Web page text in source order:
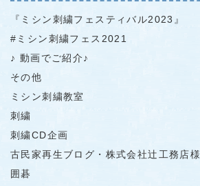
『ミシン刺繍フェスティバル2023』
#ミシン刺繍フェス2021
♪ 動画でご紹介♪
その他
ミシン刺繍教室
刺繍
刺繍CD企画
古民家再生ブログ・株式会社辻工務店様
囲碁